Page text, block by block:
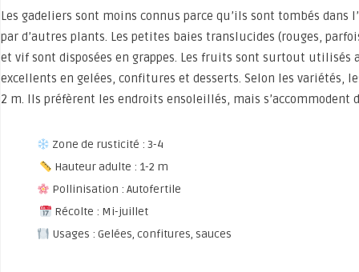
Les gadeliers sont moins connus parce qu’ils sont tombés dans
par d’autres plants. Les petites baies translucides (rouges,
et vif sont disposées en grappes. Les fruits sont surtout utilisés
excellents en gelées, confitures et desserts. Selon les variétés,
2 m. Ils préfèrent les endroits ensoleillés, mais s’accommodent
Zone de rusticité : 3-4
Hauteur adulte : 1-2 m
Pollinisation : Autofertile
Récolte : Mi-juillet
Usages : Gelées, confitures, sauces